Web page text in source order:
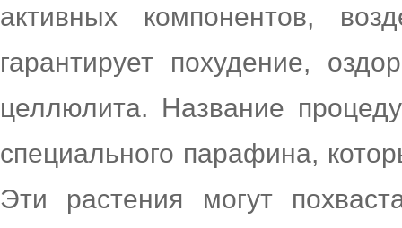
активных компонентов,
гарантирует похудение,
целлюлита. Название
специального парафина,
Эти растения могут